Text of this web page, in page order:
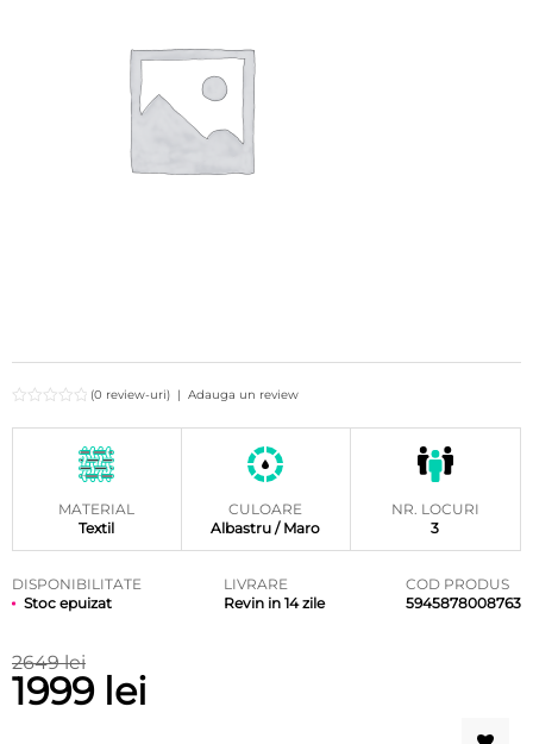
(0 review-uri) | Adauga un review
MATERIAL
Textil
CULOARE
Albastru / Maro
NR. LOCURI
3
DISPONIBILITATE
Stoc epuizat
LIVRARE
Revin in 14 zile
COD PRODUS
5945878008763
2649 lei
1999 lei